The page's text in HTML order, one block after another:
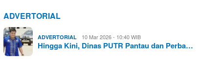
ADVERTORIAL
ADVERTORIAL 10 Mar 2026 - 10:40 WIB
Hingga Kini, Dinas PUTR Pantau dan Perba…